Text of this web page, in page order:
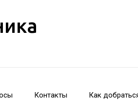
Контакты Как